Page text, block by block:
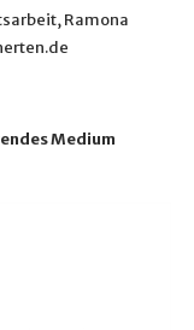
Ramona
Medium